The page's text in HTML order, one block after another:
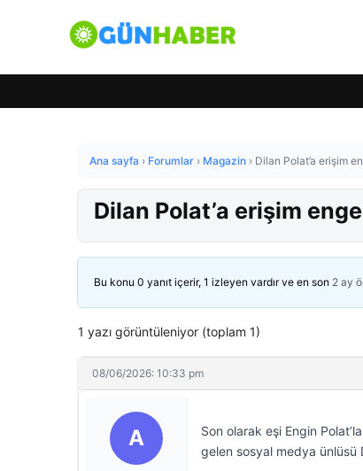
Ana sayfa › Forumlar › Magazin › Dilan Polat’a erişim
Dilan Polat’a erişim
Bu konu 0 yanıt içerir, 1 izleyen vardır ve en son 2 ay
1 yazı görüntüleniyor (toplam 1)
08/06/2026: 10:33 pm
A
Son olarak eşi Engin
gelen sosyal medya ünlüsü